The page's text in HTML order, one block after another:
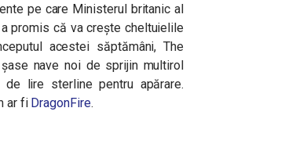
pe care Ministerul britanic al
promis că va crește cheltuielile
acestei săptămâni, The
nave noi de sprijin multirol
lire sterline pentru apărare.
ar fi DragonFire.